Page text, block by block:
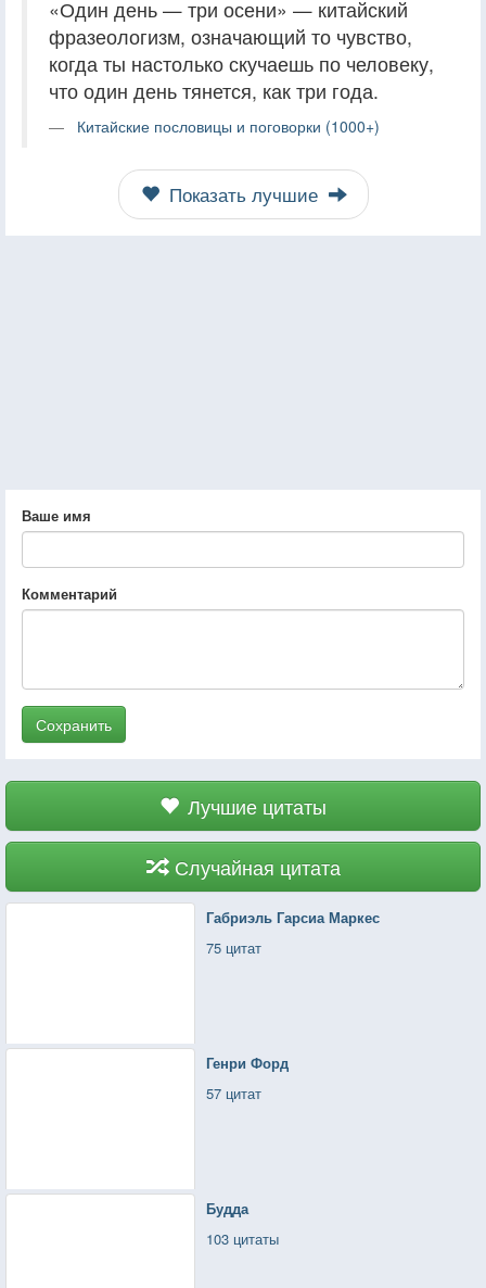
«Один день — три осени» — китайский
фразеологизм, означающий то чувство,
когда ты настолько скучаешь по человеку,
что один день тянется, как три года.
Китайские пословицы и поговорки (1000+)
Показать лучшие
Ваше имя
Комментарий
Сохранить
Лучшие цитаты
Случайная цитата
Габриэль Гарсиа Маркес
75 цитат
Генри Форд
57 цитат
Будда
103 цитаты